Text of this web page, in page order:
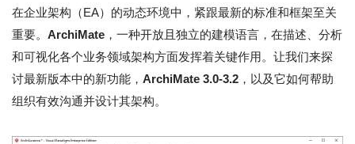
在企业架构（EA）的动态环境中，紧跟最新的标准和框架至关
重要。 ArchiMate ，一种开放且独立的建模语言，在描述、分析
和可视化各个业务领域架构方面发挥着关键作用。让我们来探
讨最新版本中的新功能， ArchiMate 3.0-3.2 ，以及它如何帮助
组织有效沟通并设计其架构。